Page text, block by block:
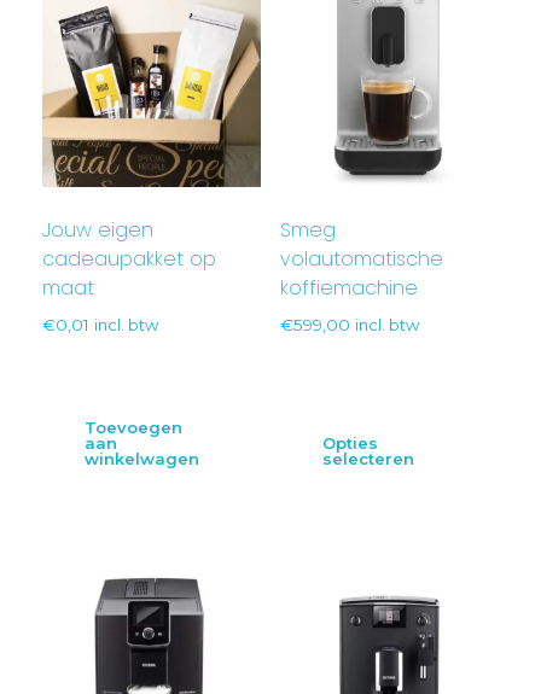
Jouw eigen
cadeaupakket op
maat
€0,01 incl. btw
Toevoegen
aan
winkelwagen
Smeg
volautomatische
koffiemachine
€599,00 incl. btw
Opties
selecteren